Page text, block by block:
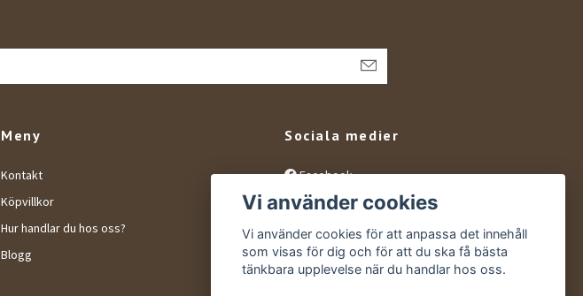
Meny
Kontakt
Köpvillkor
Hur handlar du hos oss?
Blogg
Sociala medier
Facebook
Instagram
YouTube
Vi använder cookies
Vi använder cookies för att anpassa det innehåll
som visas för dig och för att du ska få bästa
tänkbara upplevelse när du handlar hos oss.